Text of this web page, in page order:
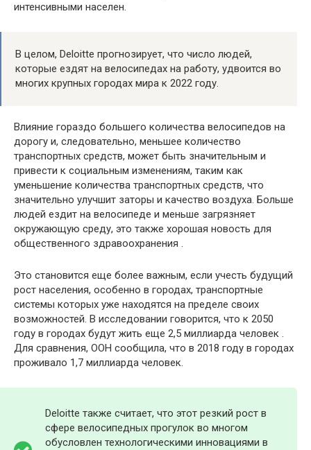
интенсивными населен.
В целом, Deloitte прогнозирует, что число людей,
которые ездят на велосипедах на работу, удвоится во
многих крупных городах мира к 2022 году.
Влияние гораздо большего количества велосипедов на
дорогу и, следовательно, меньшее количество
транспортных средств, может быть значительным и
привести к социальным изменениям, таким как
уменьшение количества транспортных средств, что
значительно улучшит заторы и качество воздуха. Больше
людей ездит на велосипеде и меньше загрязняет
окружающую среду, это также хорошая новость для
общественного здравоохранения .
Это становится еще более важным, если учесть будущий
рост населения, особенно в городах, транспортные
системы которых уже находятся на пределе своих
возможностей. В исследовании говорится, что к 2050
году в городах будут жить еще 2,5 миллиарда человек .
Для сравнения, ООН сообщила, что в 2018 году в городах
проживало 1,7 миллиарда человек.
Deloitte также считает, что этот резкий рост в
сфере велосипедных прогулок во многом
обусловлен технологическими инновациями в